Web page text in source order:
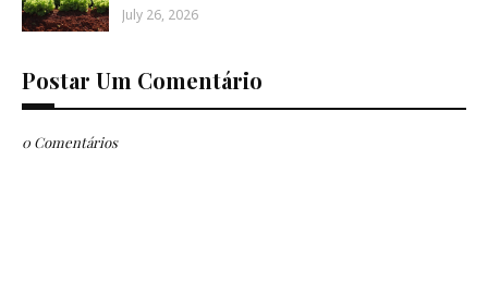
July 26, 2026
Postar Um Comentário
0 Comentários